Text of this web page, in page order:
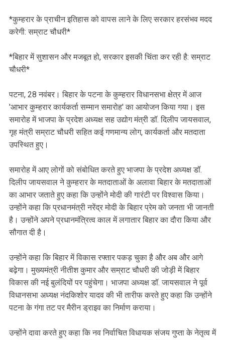
‎*कुम्हरार के प्राचीन इतिहास को वापस लाने के लिए सरकार हरसंभव मदद
करेगी: सम्राट चौधरी*
‎*बिहार में सुशासन और मजबूत हो, सरकार इसकी चिंता कर रही है: सम्राट
चौधरी*
‎पटना, 28 नवंबर। बिहार के पटना के कुम्हरार विधानसभा क्षेत्र में आज
'आभार कुम्हरार कार्यकर्ता सम्मान समारोह' का आयोजन किया गया। इस
समारोह में भाजपा के प्रदेश अध्यक्ष सह उद्योग मंत्री डॉ. दिलीप जायसवाल,
गृह मंत्री सम्राट चौधरी सहित कई गणमान्य लोग, कार्यकर्ता और मतदाता
उपस्थित हुए।
‎समारोह में आए लोगों को संबोधित करते हुए भाजपा के प्रदेश अध्यक्ष डॉ.
दिलीप जायसवाल ने कुम्हरार के मतदाताओं के अलावा बिहार के मतदाताओं
का आभार जताते हुए कहा कि उन्होंने मोदी की गारंटी पर विश्वास किया।
उन्होंने कहा कि प्रधानमंत्री नरेंद्र मोदी के बिहार प्रेम को जनता भी जानती
है। उन्होंने अपने प्रधानमंत्रित्व काल में लगातार बिहार का दौरा किया और
सौगात दी है।
‎उन्होंने कहा कि बिहार में विकास रफ्तार पकड़ चुका है और अब और आगे
बढ़ेगा। मुख्यमंत्री नीतीश कुमार और सम्राट चौधरी की जोड़ी में बिहार
विकास की नई बुलंदियों पर पहुंचेगा। भाजपा अध्यक्ष डॉ. जायसवाल ने पूर्व
विधानसभा अध्यक्ष नंदकिशोर यादव की भी तारीफ करते हुए कहा कि उन्होंने
पटना के गंगा तट पर मैरीन ड्राइव का निर्माण कराया।
‎उन्होंने दावा करते हुए कहा कि नव निर्वाचित विधायक संजय गुप्ता के नेतृत्व में